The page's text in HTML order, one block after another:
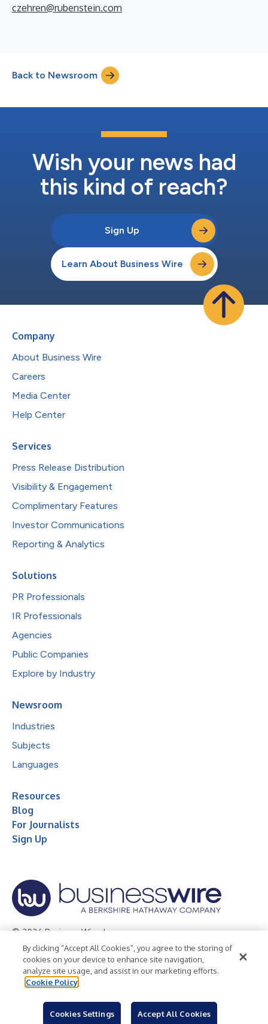
czehren@rubenstein.com
Back to Newsroom
Wish your news had
this kind of reach?
Sign Up
Learn About Business Wire
Company
About Business Wire
Careers
Media Center
Help Center
Services
Press Release Distribution
Visibility & Engagement
Complimentary Features
Investor Communications
Reporting & Analytics
Solutions
PR Professionals
IR Professionals
Agencies
Public Companies
Explore by Industry
Newsroom
Industries
Subjects
Languages
Resources
Blog
For Journalists
Sign Up
© 2026 Business Wire, Inc.
Privacy Policy Cookie Policy
Accessibility Statement
Terms of Use
Legal
By clicking “Accept All Cookies”, you agree to the storing of
cookies on your device to enhance site navigation,
analyze site usage, and assist in our marketing efforts.
Cookie Policy
Cookies Settings Accept All Cookies